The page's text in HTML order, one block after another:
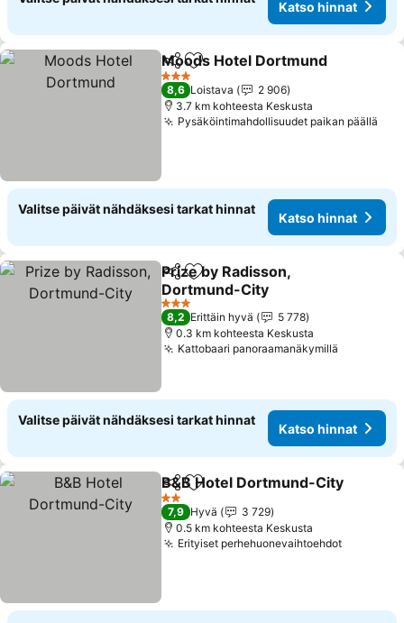
Katso hinnat
Jaa Lisää suosikkeihin
Moods Hotel Dortmund
3 Tähtiluokitus
8,6 Loistava
2 906
3.7 km kohteesta Keskusta
Pysäköintimahdollisuudet paikan päällä
Valitse päivät nähdäksesi tarkat hinnat
Katso hinnat
Jaa Lisää suosikkeihin
Prize by Radisson,
Dortmund-City
3 Tähtiluokitus
8,2 Erittäin hyvä
5 778
0.3 km kohteesta Keskusta
Kattobaari panoraamanäkymillä
Valitse päivät nähdäksesi tarkat hinnat
Katso hinnat
Jaa Lisää suosikkeihin
B&B Hotel Dortmund-City
2 Tähtiluokitus
7,9 Hyvä
3 729
0.5 km kohteesta Keskusta
Erityiset perhehuonevaihtoehdot